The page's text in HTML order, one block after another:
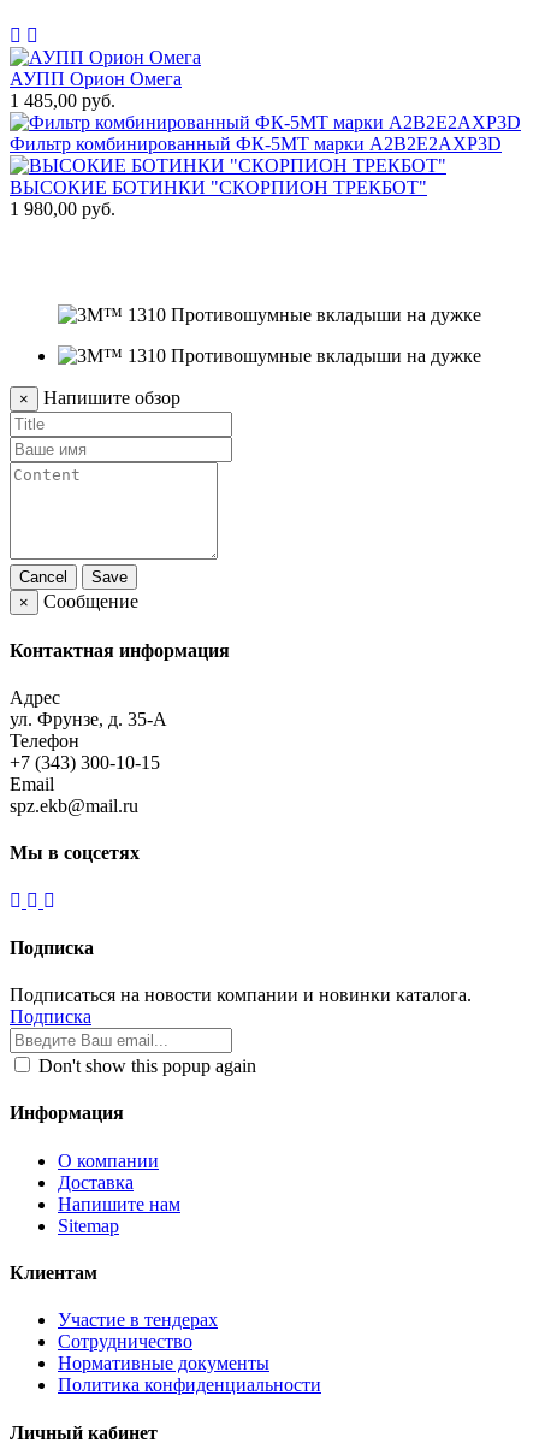
АУПП Орион Омега
1 485,00 руб.
Фильтр комбинированный ФК-5МТ марки А2В2Е2АХР3D
ВЫСОКИЕ БОТИНКИ "СКОРПИОН ТРЕКБОТ"
1 980,00 руб.
× Напишите обзор
Cancel
Save
×
Сообщение
Контактная информация
Адрес
ул. Фрунзе, д. 35-А
Телефон
+7 (343) 300-10-15
Email
spz.ekb@mail.ru
Мы в соцсетях
Подписка
Подписаться на новости компании и новинки каталога.
Подписка
Don't show this popup again
Информация
О компании
Доставка
Напишите нам
Sitemap
Клиентам
Участие в тендерах
Сотрудничество
Нормативные документы
Политика конфиденциальности
Личный кабинет